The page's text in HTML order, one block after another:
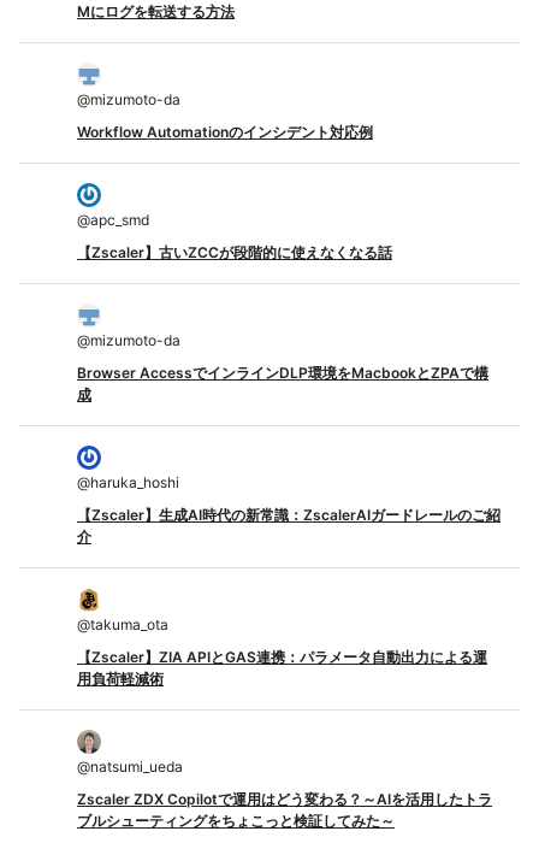
Mにログを転送する方法
@mizumoto-da
Workflow Automationのインシデント対応例
@apc_smd
【Zscaler】古いZCCが段階的に使えなくなる話
@mizumoto-da
Browser AccessでインラインDLP環境をMacbookとZPAで構
成
@haruka_hoshi
【Zscaler】生成AI時代の新常識：ZscalerAIガードレールのご紹
介
@takuma_ota
【Zscaler】ZIA APIとGAS連携：パラメータ自動出力による運
用負荷軽減術
@natsumi_ueda
Zscaler ZDX Copilotで運用はどう変わる？～AIを活用したトラ
ブルシューティングをちょこっと検証してみた～